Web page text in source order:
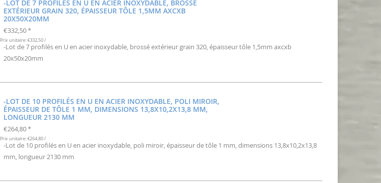
-LOT DE 7 PROFILÉS EN U EN ACIER INOXYDABLE, BROSSÉ
EXTÉRIEUR GRAIN 320, ÉPAISSEUR TÔLE 1,5MM AXCXB
20X50X20MM
€332,50 *
Prix unitaire: €332,50 /
-Lot de 7 profilés en U en acier inoxydable, brossé extérieur grain 320, épaisseur tôle 1,5mm axcxb
20x50x20mm
-LOT DE 10 PROFILÉS EN U EN ACIER INOXYDABLE, POLI MIROIR,
ÉPAISSEUR DE TÔLE 1 MM, DIMENSIONS 13,8X10,2X13,8 MM,
LONGUEUR 2130 MM
€264,80 *
Prix unitaire: €264,80 /
-Lot de 10 profilés en U en acier inoxydable, poli miroir, épaisseur de tôle 1 mm, dimensions 13,8x10,2x13,8
mm, longueur 2130 mm